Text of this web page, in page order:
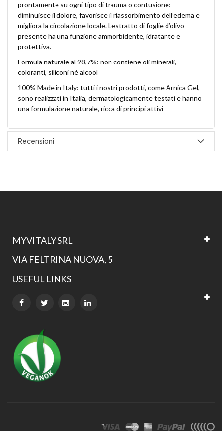
prontamente su ogni tipo di trauma o contusione:
diminuisce il dolore, favorisce il riassorbimento dell’edema e
migliora la circolazione locale. L’estratto di foglie d’olivo
presente ha una funzione ammorbidente, idratante e
protettiva.
Formula naturale al 98,7%: non contiene oli minerali,
coloranti, siliconi né alcool
100% Made in Italy: tutti i nostri prodotti, come Arnica Gel,
sono realizzati in Italia, dermatologicamente testati e hanno
una formulazione naturale, ricca di principi attivi
Recensioni
MYVITALY SRL
VIA FELTRINA NUOVA, 5
USEFUL LINKS
 